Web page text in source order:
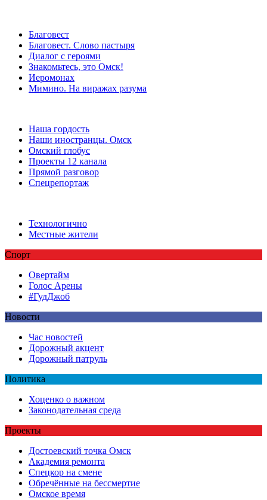
Благовест
Благовест. Слово пастыря
Диалог с героями
Знакомьтесь, это Омск!
Иеромонах
Мимино. На виражах разума
Наша гордость
Наши иностранцы. Омск
Омский глобус
Проекты 12 канала
Прямой разговор
Спецрепортаж
Технологично
Местные жители
Спорт
Овертайм
Голос Арены
#ГудДжоб
Новости
Час новостей
Дорожный акцент
Дорожный патруль
Политика
Хоценко о важном
Законодательная среда
Проекты
Достоевский точка Омск
Академия ремонта
Спецкор на смене
Обречённые на бессмертие
Омское время